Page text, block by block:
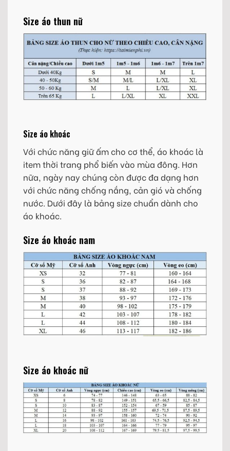
Size áo thun nữ
Size áo khoác
Với chức năng giữ ấm cho cơ thể, áo khoác là
item thời trang phổ biến vào mùa đông. Hơn
nữa, ngày nay chúng còn được đa dạng hơn
với chức năng chống nắng, cản gió và chống
nước. Dưới đây là bảng size chuẩn dành cho
áo khoác.
Size áo khoác nam
Size áo khoác nữ